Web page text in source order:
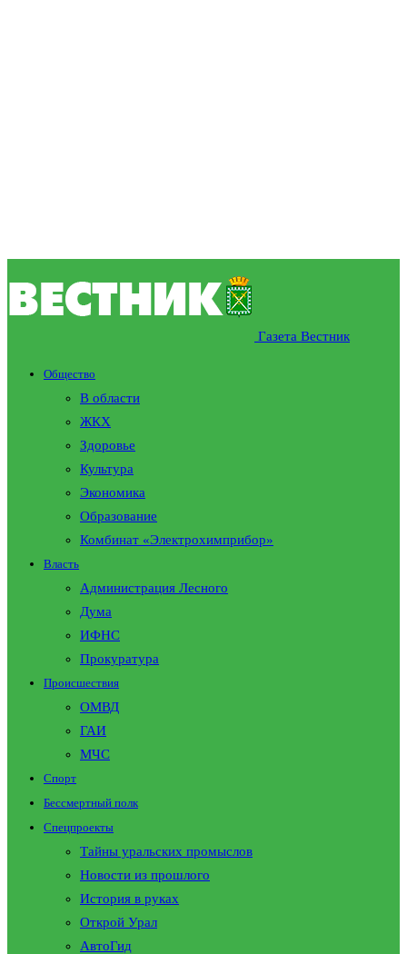
Газета Вестник
Общество
В области
ЖКХ
Здоровье
Культура
Экономика
Образование
Комбинат «Электрохимприбор»
Власть
Администрация Лесного
Дума
ИФНС
Прокуратура
Происшествия
ОМВД
ГАИ
МЧС
Спорт
Бессмертный полк
Спецпроекты
Тайны уральских промыслов
Новости из прошлого
История в руках
Открой Урал
АвтоГид